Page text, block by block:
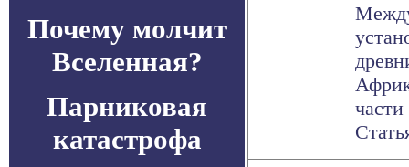
Почему молчит
Вселенная?
Парниковая
катастрофа